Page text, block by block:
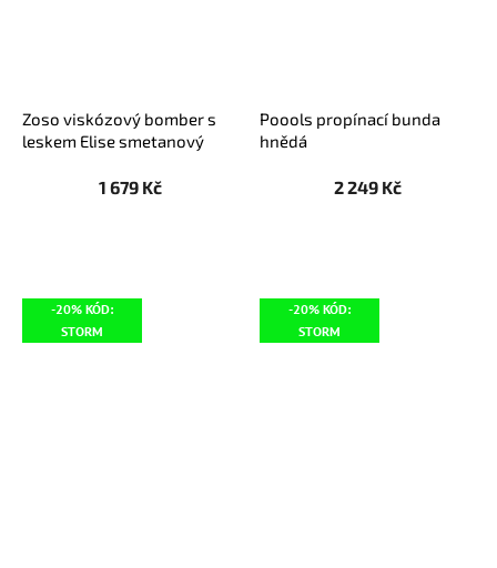
Zoso viskózový bomber s
leskem Elise smetanový
1 679 Kč
Poools propínací bunda
hnědá
2 249 Kč
-20% KÓD:
STORM
-20% KÓD:
STORM